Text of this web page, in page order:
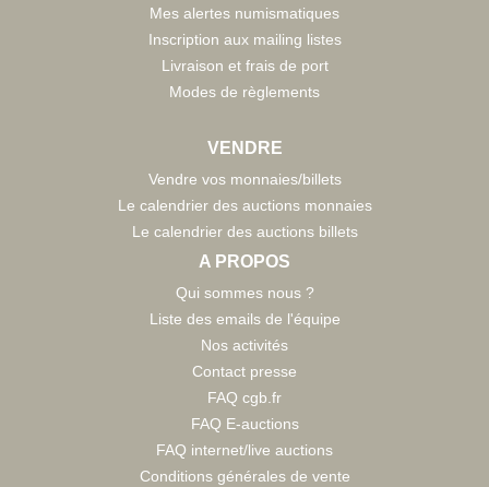
Mes alertes numismatiques
Inscription aux mailing listes
Livraison et frais de port
Modes de règlements
VENDRE
Vendre vos monnaies/billets
Le calendrier des auctions monnaies
Le calendrier des auctions billets
A PROPOS
Qui sommes nous ?
Liste des emails de l'équipe
Nos activités
Contact presse
FAQ cgb.fr
FAQ E-auctions
FAQ internet/live auctions
Conditions générales de vente